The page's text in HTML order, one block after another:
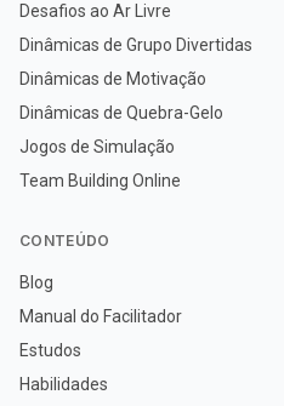
Desafios ao Ar Livre
Dinâmicas de Grupo Divertidas
Dinâmicas de Motivação
Dinâmicas de Quebra-Gelo
Jogos de Simulação
Team Building Online
CONTEÚDO
Blog
Manual do Facilitador
Estudos
Habilidades